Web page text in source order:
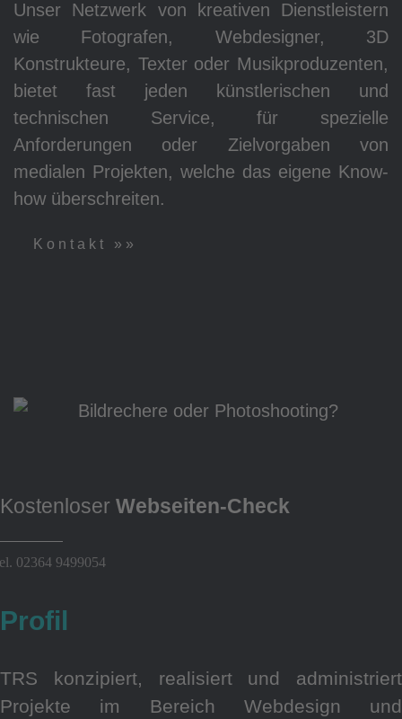
Unser Netzwerk von kreativen Dienstleistern
wie Fotografen, Webdesigner, 3D
Konstrukteure, Texter oder Musikproduzenten,
bietet fast jeden künstlerischen und
technischen Service, für spezielle
Anforderungen oder Zielvorgaben von
medialen Projekten, welche das eigene Know-
how überschreiten.
Kontakt »»
Kostenloser Webseiten-Check
02364 9499054
Profil
TRS konzipiert, realisiert und administriert
Projekte im Bereich Webdesign und